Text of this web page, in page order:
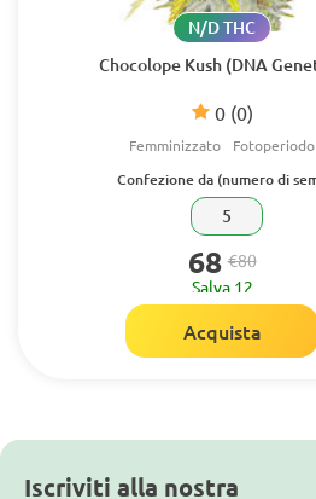
Chocolope Kush (DNA
0 (0)
N/D THC
Femminizzato Fotoperiodo
Confezione da (numero di
5
68 €80
Salva 12
Acquista
Iscriviti alla nostra